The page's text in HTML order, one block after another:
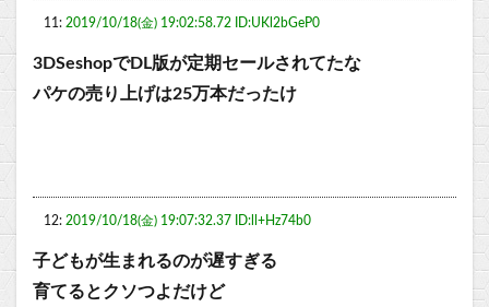
11: 2019/10/18(金) 19:02:58.72 ID:UKl2bGeP0
3DSeshopでDL版が定期セールされてたな
パケの売り上げは25万本だったけ
12: 2019/10/18(金) 19:07:32.37 ID:ll+Hz74b0
子どもが生まれるのが遅すぎる
育てるとクソつよだけど